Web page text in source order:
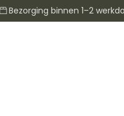
Bezorging binnen 1–2